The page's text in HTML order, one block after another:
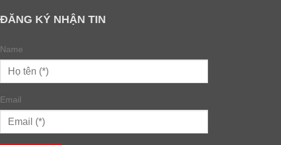
ĐĂNG KÝ NHẬN TIN
Name
Email